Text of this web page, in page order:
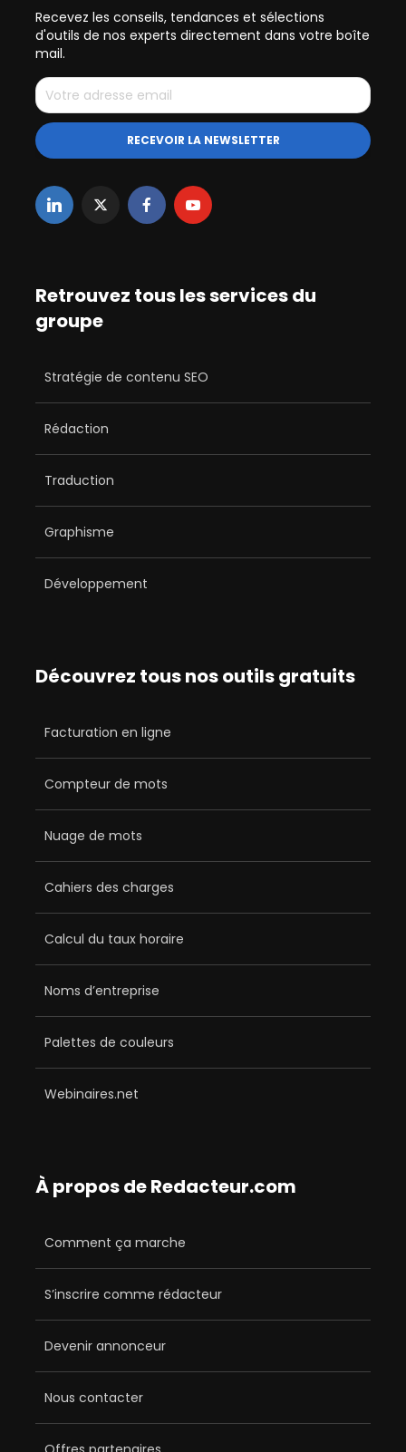
Recevez les conseils, tendances et sélections
d'outils de nos experts directement dans votre boîte
mail.
Retrouvez tous les services du
groupe
Stratégie de contenu SEO
Rédaction
Traduction
Graphisme
Développement
Découvrez tous nos outils gratuits
Facturation en ligne
Compteur de mots
Nuage de mots
Cahiers des charges
Calcul du taux horaire
Noms d’entreprise
Palettes de couleurs
Webinaires.net
À propos de Redacteur.com
Comment ça marche
S’inscrire comme rédacteur
Devenir annonceur
Nous contacter